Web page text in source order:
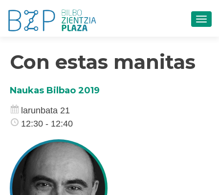
Con estas manitas
Naukas Bilbao 2019
larunbata 21
12:30 - 12:40